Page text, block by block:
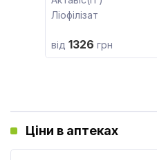
Ліофілізат
від 1326 грн
Ціни в аптеках